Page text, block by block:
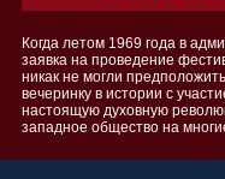
Когда летом 1969 года в
заявка на проведение
никак не могли
вечеринку в истории с
настоящую духовную
западное общество на